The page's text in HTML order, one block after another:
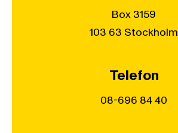
Box 3159
103 63 Stockholm
Telefon
08-696 84 40